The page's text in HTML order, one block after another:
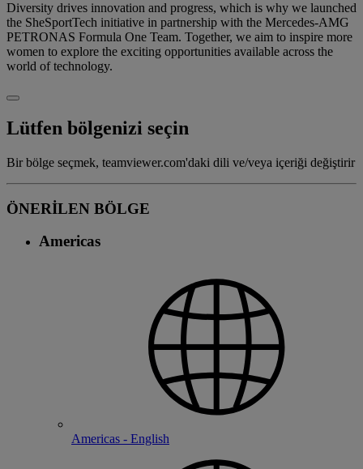
Diversity drives innovation and progress, which is why we launched
the SheSportTech initiative in partnership with the Mercedes-AMG
PETRONAS Formula One Team. Together, we aim to inspire more
women to explore the exciting opportunities available across the
world of technology.
Lütfen bölgenizi seçin
Bir bölge seçmek, teamviewer.com'daki dili ve/veya içeriği değiştirir
ÖNERİLEN BÖLGE
Americas
Americas - English